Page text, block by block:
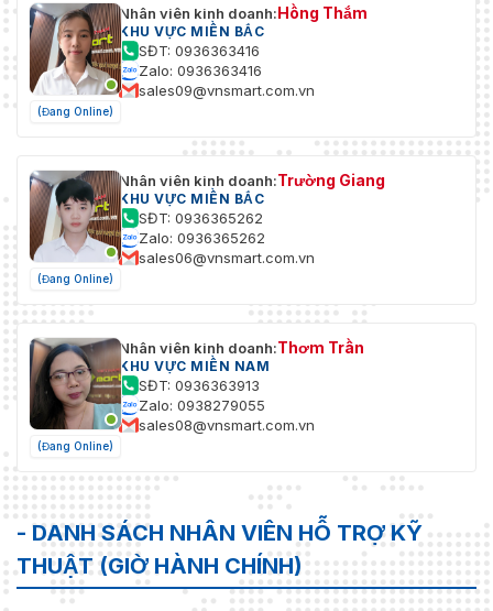
(Đang Online)
Nhân viên kinh doanh:Hồng Thắm
KHU VỰC MIỀN BẮC
SĐT: 0936363416
Zalo: 0936363416
sales09@vnsmart.com.vn
(Đang Online)
Nhân viên kinh doanh:Trường Giang
KHU VỰC MIỀN BẮC
SĐT: 0936365262
Zalo: 0936365262
sales06@vnsmart.com.vn
(Đang Online)
Nhân viên kinh doanh:Thơm Trần
KHU VỰC MIỀN NAM
SĐT: 0936363913
Zalo: 0938279055
sales08@vnsmart.com.vn
- DANH SÁCH NHÂN VIÊN HỖ TRỢ KỸ
THUẬT (GIỜ HÀNH CHÍNH)